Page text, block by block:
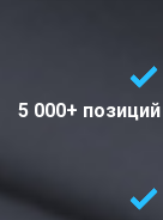
5 000+ позиций